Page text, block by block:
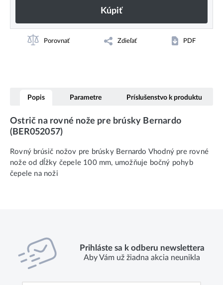
Kúpiť
Porovnať Zdieľať PDF
Popis Parametre Príslušenstvo k produktu
Ostrič na rovné nože pre brúsky Bernardo
(BER052057)
Rovný brúsič nožov pre brúsky Bernardo Vhodný pre rovné
nože od dĺžky čepele 100 mm, umožňuje bočný pohyb
čepele na noži
Prihláste sa k odberu newslettera
Aby Vám už žiadna akcia neunikla